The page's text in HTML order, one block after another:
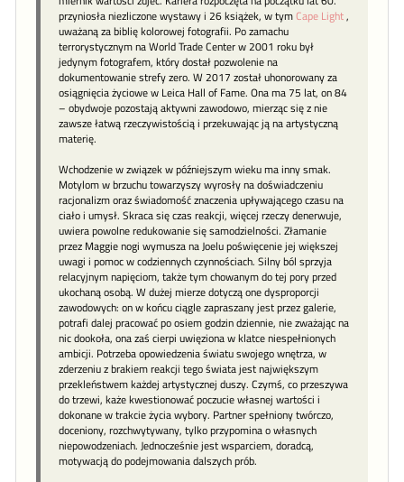
przyniosła niezliczone wystawy i 26 książek, w tymCape Light,
uważaną za biblię kolorowej fotografii. Po zamachu
terrorystycznym na World Trade Center w 2001 roku był
jedynym fotografem, który dostał pozwolenie na
dokumentowanie strefy zero. W 2017 został uhonorowany za
osiągnięcia życiowe w Leica Hall of Fame. Ona ma 75 lat, on 84
– obydwoje pozostają aktywni zawodowo, mierząc się z nie
zawsze łatwą rzeczywistością i przekuwając ją na artystyczną
materię.
Wchodzenie w związek w późniejszym wieku ma inny smak.
Motylom w brzuchu towarzyszy wyrosły na doświadczeniu
racjonalizm oraz świadomość znaczenia upływającego czasu na
ciało i umysł. Skraca się czas reakcji, więcej rzeczy denerwuje,
uwiera powolne redukowanie się samodzielności. Złamanie
przez Maggie nogi wymusza na Joelu poświęcenie jej większej
uwagi i pomoc w codziennych czynnościach. Silny ból sprzyja
relacyjnym napięciom, także tym chowanym do tej pory przed
ukochaną osobą. W dużej mierze dotyczą one dysproporcji
zawodowych: on w końcu ciągle zapraszany jest przez galerie,
potrafi dalej pracować po osiem godzin dziennie, nie zważając na
nic dookoła, ona zaś cierpi uwięziona w klatce niespełnionych
ambicji. Potrzeba opowiedzenia światu swojego wnętrza, w
zderzeniu z brakiem reakcji tego świata jest największym
przekleństwem każdej artystycznej duszy. Czymś, co przeszywa
do trzewi, każe kwestionować poczucie własnej wartości i
dokonane w trakcie życia wybory. Partner spełniony twórczo,
doceniony, rozchwytywany, tylko przypomina o własnych
niepowodzeniach. Jednocześnie jest wsparciem, doradcą,
motywacją do podejmowania dalszych prób.